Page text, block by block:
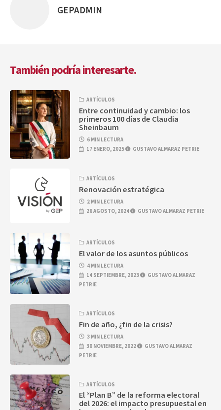
Posted
GEPADMIN
También podría interesarte.
ARTÍCULOS
Entre continuidad y cambio: los
primeros 100 días de Claudia
Sheinbaum
6 MIN LECTURA
17 ENERO, 2025
GUSTAVO ALMARAZ PETRIE
ARTÍCULOS
Renovación estratégica
2 MIN LECTURA
26 AGOSTO, 2024
GUSTAVO ALMARAZ PETRIE
ARTÍCULOS
El valor de los asuntos públicos
4 MIN LECTURA
14 SEPTIEMBRE, 2023
GUSTAVO ALMARAZ
PETRIE
ARTÍCULOS
Fin de año, ¿fin de la crisis?
3 MIN LECTURA
30 NOVIEMBRE, 2022
GUSTAVO ALMARAZ
PETRIE
ARTÍCULOS
El “Plan B” de la reforma electoral
del 2026: el impacto presupuestal en